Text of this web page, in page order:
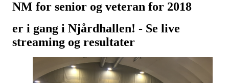
NM for senior og veteran for 2018
er i gang i Njårdhallen! - Se live
streaming og resultater